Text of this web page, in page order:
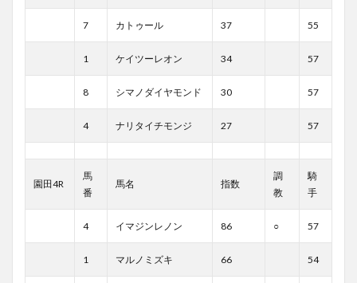
7 カトゥール 37 55
1 ケイツーレオン 34 57
8 シマノダイヤモンド 30 57
4 ナリタイチモンジ 27 57
園田4R
馬
番
馬名 指数
調
教
騎
手
4 イマジンレノン 86 ○ 57
1 マルノミズキ 66 54